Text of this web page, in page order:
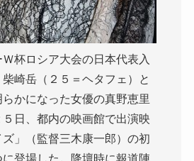
杯ロシア大会の日本代表入
崎岳（２５＝ヘタフェ）と
かになった女優の真野恵里
日、都内の映画館で出演映
」（監督三木康一郎）の初
に登場した。降壇時に報道陣